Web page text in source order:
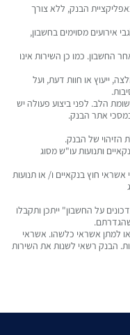
הבנק, ללא צורך
אירועים מסוימים בחשבון,
החשבון. כמו כן השירות אינו
ייעוץ או חוות דעת, ועל
הלב. לפני ביצוע פעולה יש
אתר הבנק.
הזיהוי של הבנק.
ותנועות עו"ש מסוג
חוץ בנקאיים ו/ או תנועות
על החשבון" ייתכן ותקבלו
למתן אשראי כלשהו. אשראי
הבנק רשאי לשנות את השירות